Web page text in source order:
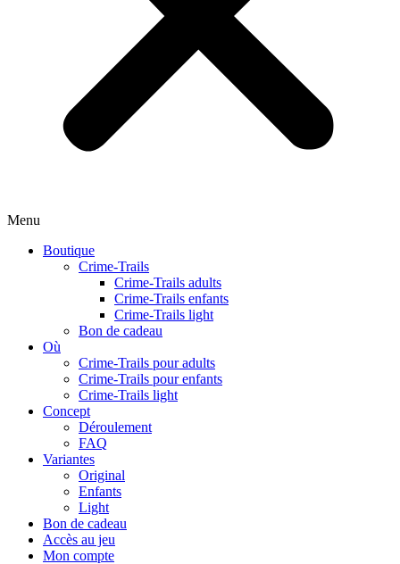
Menu
Boutique
Crime-Trails
Crime-Trails adults
Crime-Trails enfants
Crime-Trails light
Bon de cadeau
Où
Crime-Trails pour adults
Crime-Trails pour enfants
Crime-Trails light
Concept
Déroulement
FAQ
Variantes
Original
Enfants
Light
Bon de cadeau
Accès au jeu
Mon compte